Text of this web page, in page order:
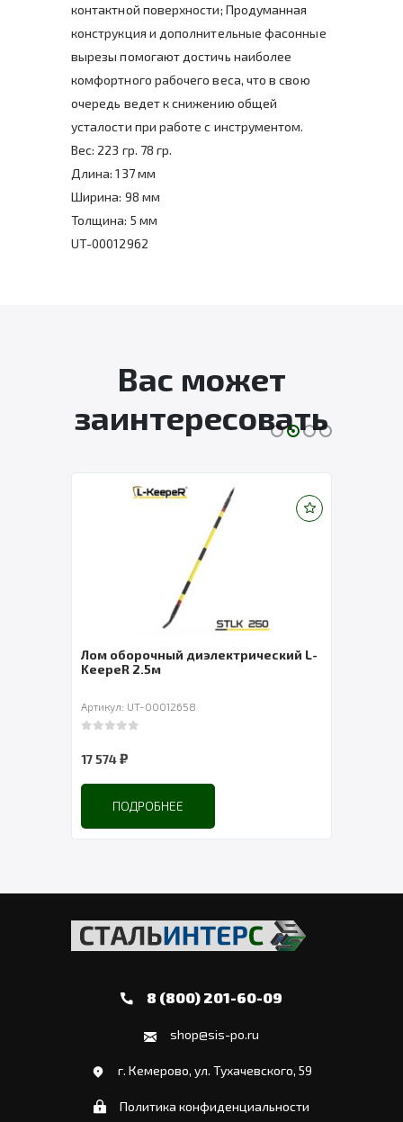
контактной поверхности; Продуманная
конструкция и дополнительные фасонные
вырезы помогают достичь наиболее
комфортного рабочего веса, что в свою
очередь ведет к снижению общей
усталости при работе с инструментом.
Вес: 223 гр. 78 гр.
Длина: 137 мм
Ширина: 98 мм
Толщина: 5 мм
UT-00012962
Вас может
заинтересовать
Лом оборочный диэлектрический L-
KeepeR 2.5м
Артикул: UT-00012658
17 574₽
ПОДРОБНЕЕ
8 (800) 201-60-09
shop@sis-po.ru
г. Кемерово, ул. Тухачевского, 59
Политика конфиденциальности